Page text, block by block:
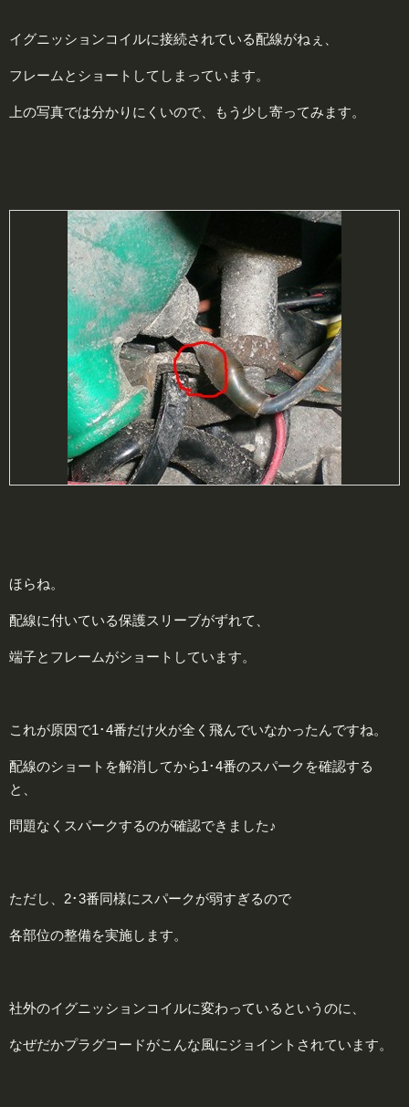
イグニッションコイルに接続されている配線がねぇ、
フレームとショートしてしまっています。
上の写真では分かりにくいので、もう少し寄ってみます。
ほらね。
配線に付いている保護スリーブがずれて、
端子とフレームがショートしています。
これが原因で1･4番だけ火が全く飛んでいなかったんですね。
配線のショートを解消してから1･4番のスパークを確認する
と、
問題なくスパークするのが確認できました♪
ただし、2･3番同様にスパークが弱すぎるので
各部位の整備を実施します。
社外のイグニッションコイルに変わっているというのに、
なぜだかプラグコードがこんな風にジョイントされています。